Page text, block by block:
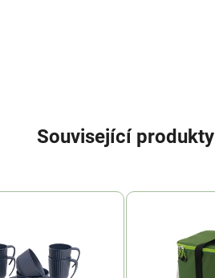
Související produkty